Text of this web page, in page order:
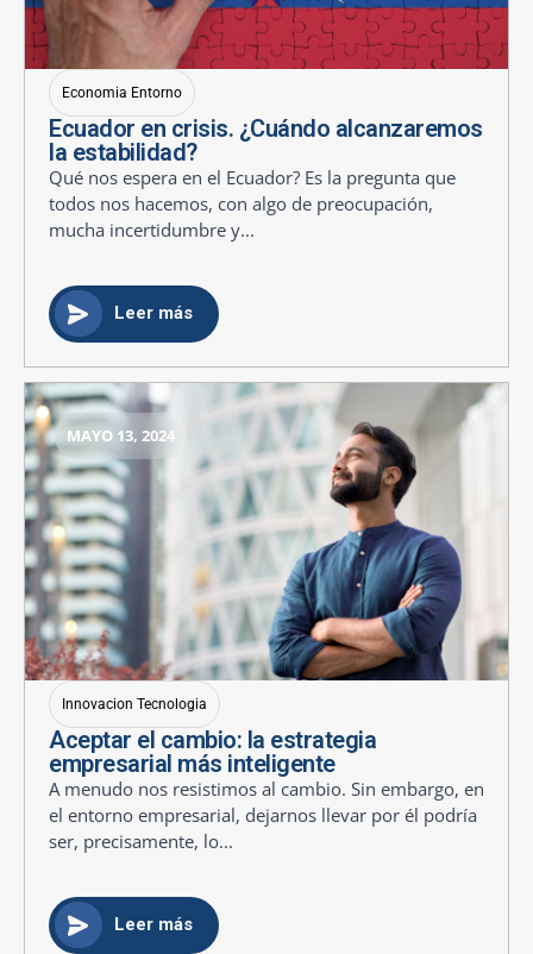
Economia Entorno
Ecuador en crisis. ¿Cuándo alcanzaremos
la estabilidad?
Qué nos espera en el Ecuador? Es la pregunta que
todos nos hacemos, con algo de preocupación,
mucha incertidumbre y...
Leer más
MAYO 13, 2024
Innovacion Tecnologia
Aceptar el cambio: la estrategia
empresarial más inteligente
A menudo nos resistimos al cambio. Sin embargo, en
el entorno empresarial, dejarnos llevar por él podría
ser, precisamente, lo...
Leer más